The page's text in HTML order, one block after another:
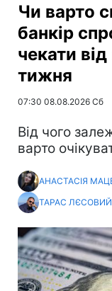
Чи варто
банкір
чекати
тижня
07:30 08.08.2026 Сб
Від чого
варто
АНАСТАСІЯ
ТАРАС ЛЄСОВИЙ